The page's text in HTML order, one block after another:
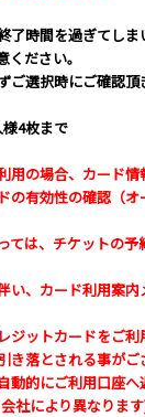
了時間を過ぎてしま
ださい。
ご選択時にご確認頂
4枚まで
の場合、カード情
の有効性の確認（
ては、チケットの予
い、カード利用案
ットカードをご利
落とされる事がご
的にご利用口座へ
社により異なりま